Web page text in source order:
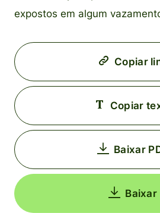
expostos em algum
Copiar
Copiar
Baixar
Baixar